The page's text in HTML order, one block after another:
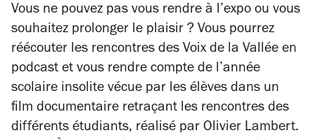
Vous ne pouvez pas vous rendre à l’expo ou vous
souhaitez prolonger le plaisir ? Vous pourrez
réécouter les rencontres des Voix de la Vallée en
podcast et vous rendre compte de l’année
scolaire insolite vécue par les élèves dans un
film documentaire retraçant les rencontres des
différents étudiants, réalisé par Olivier Lambert.